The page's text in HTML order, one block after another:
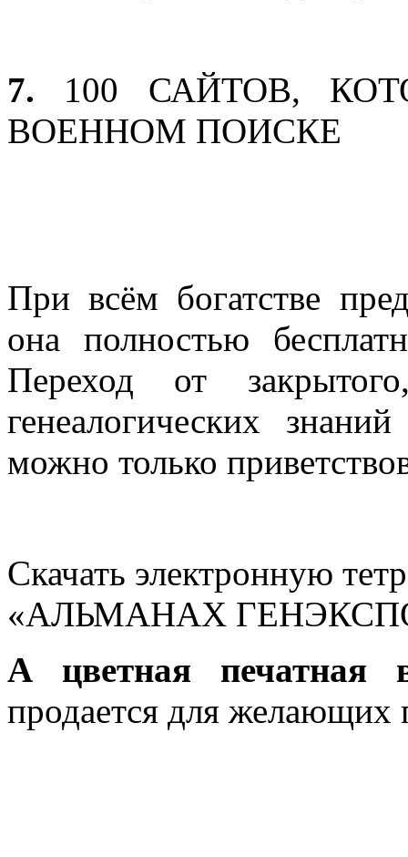
7. 100 САЙТОВ,
ВОЕННОМ ПОИСКЕ
При всём богатстве
она полностью
Переход от
генеалогических
можно только
Скачать электронную
«АЛЬМАНАХ
А цветная печатная
продается для желающих